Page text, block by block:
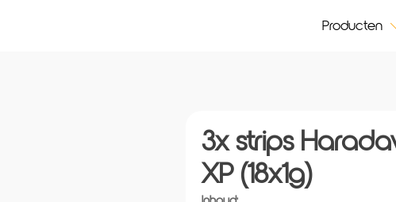
Producten
3x strips
XP (18x1g)